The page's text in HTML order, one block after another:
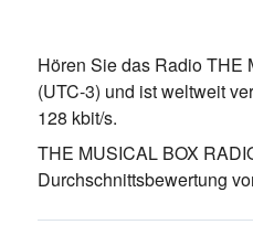
Hören Sie das Radio THE
(UTC-3) und ist weltweit
128 kbit/s.
THE MUSICAL BOX
Durchschnittsbewertung